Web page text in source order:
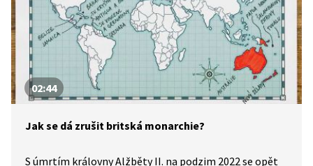
02:44
Jak se dá zrušit britská monarchie?
S úmrtím královny Alžběty II. na podzim 2022 se opět